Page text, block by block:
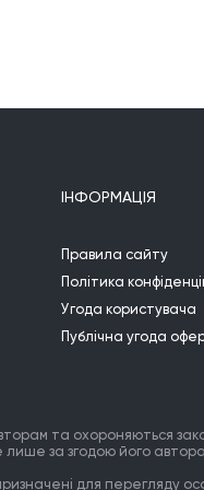
ІНФОРМАЦІЯ
Правила сайту
Політика
Угода користувача
Публічна угода
та охороняються
лише за згодою його
для перегляду